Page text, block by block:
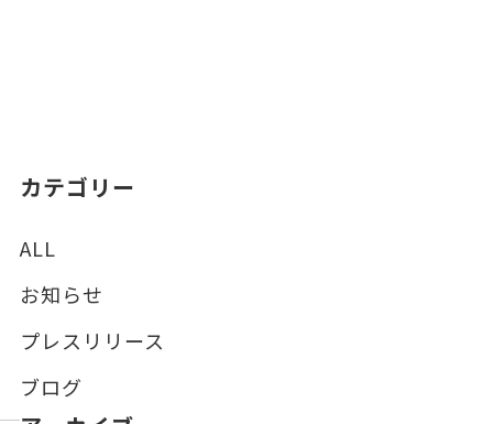
カテゴリー
ALL
お知らせ
プレスリリース
ブログ